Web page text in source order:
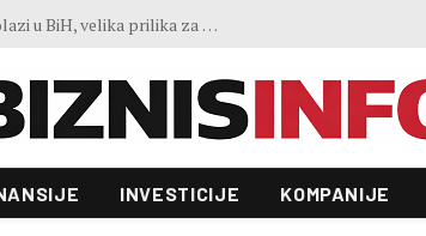
Predstavljen projekt “Galeria”: Toranj od 31 sprata i investicija od 100 miliona KM, gradnja već počela
INVESTICIJE KOMPANIJE